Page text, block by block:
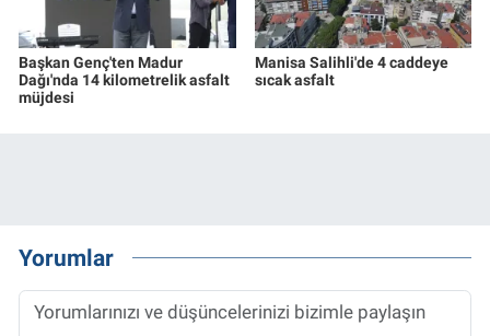
Başkan Genç'ten Madur
Dağı'nda 14 kilometrelik asfalt
müjdesi
Manisa Salihli'de 4 caddeye
sıcak asfalt
Yorumlar